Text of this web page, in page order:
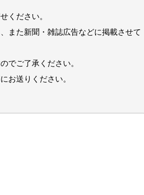
ください。
また新聞・雑誌広告などに掲載させて
でご了承ください。
お送りください。